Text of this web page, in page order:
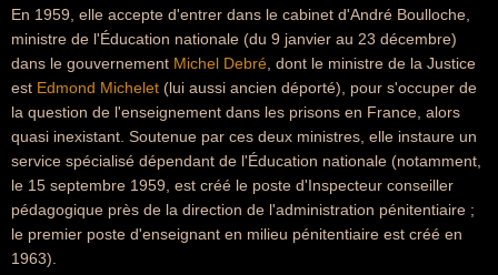
En 1959, elle accepte d'entrer dans le cabinet d'André Boulloche,
ministre de l'Éducation nationale (du 9 janvier au 23 décembre)
dans le gouvernement Michel Debré , dont le ministre de la Justice
est Edmond Michelet (lui aussi ancien déporté), pour s'occuper de
la question de l'enseignement dans les prisons en France, alors
quasi inexistant. Soutenue par ces deux ministres, elle instaure un
service spécialisé dépendant de l'Éducation nationale (notamment,
le 15 septembre 1959, est créé le poste d'Inspecteur conseiller
pédagogique près de la direction de l'administration pénitentiaire ;
le premier poste d'enseignant en milieu pénitentiaire est créé en
1963).